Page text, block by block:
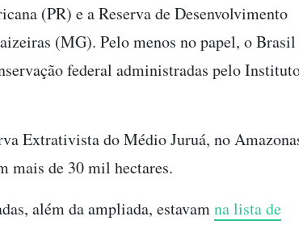
(PR) e a Reserva de Desenvolvimento
(MG). Pelo menos no papel, o
federal administradas pelo
Extrativista do Médio Juruá, no
mais de 30 mil hectares.
além da ampliada, estavamna lista de